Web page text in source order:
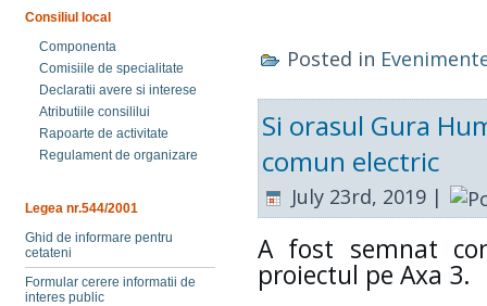
Consiliul local
Componenta
Comisiile de specialitate
Declaratii avere si interese
Atributiile consililui
Rapoarte de activitate
Regulament de organizare
Legea nr.544/2001
Ghid de informare pentru
cetateni
Formular cerere informatii de
interes public
Posted in
Si orasul Gura
comun electric
July 23rd, 2019 |
A fost semnat
proiectul pe Axa 3.